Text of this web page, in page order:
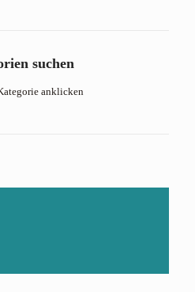
suchen
anklicken